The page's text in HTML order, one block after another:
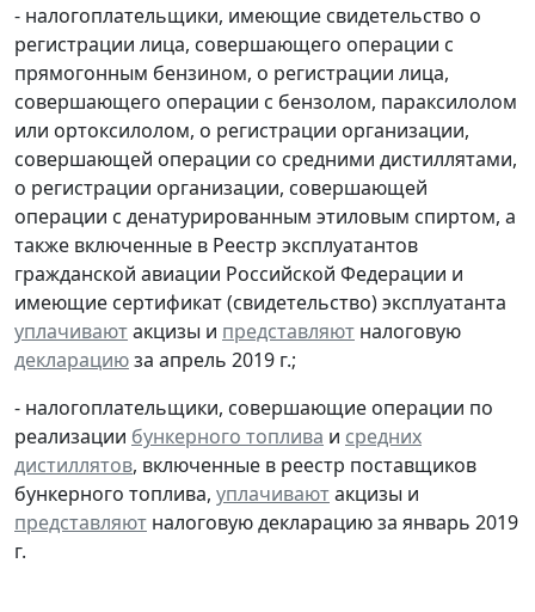
- налогоплательщики, имеющие свидетельство о
регистрации лица, совершающего операции с
прямогонным бензином, о регистрации лица,
совершающего операции с бензолом, параксилолом
или ортоксилолом, о регистрации организации,
совершающей операции со средними дистиллятами,
о регистрации организации, совершающей
операции с денатурированным этиловым спиртом, а
также включенные в Реестр эксплуатантов
гражданской авиации Российской Федерации и
имеющие сертификат (свидетельство) эксплуатанта
уплачиваютакцизы и представляют налоговую
декларациюза апрель 2019 г.;
- налогоплательщики, совершающие операции по
реализации бункерного топлива и средних
дистиллятов, включенные в реестр поставщиков
бункерного топлива, уплачиваютакцизы и
представляют налоговую декларацию за январь 2019
г.